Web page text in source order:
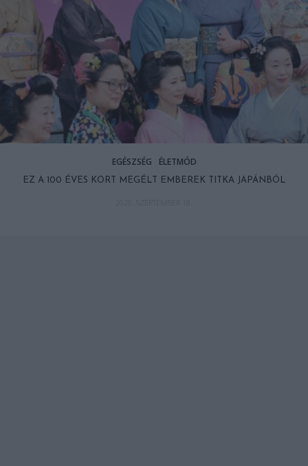
EGÉSZSÉG ÉLETMÓD
EZ A 100 ÉVES KORT MEGÉLT EMBEREK TITKA JAPÁNBÓL